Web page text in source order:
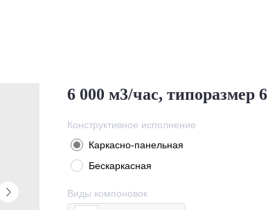
6 000 м3/час, типоразмер 6
Конструктивное исполнение
Каркасно-панельная
Бескаркасная
Виды компоновок